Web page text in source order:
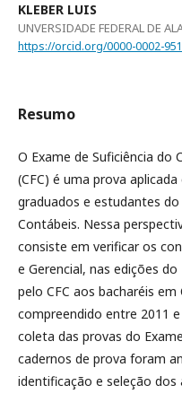
KLEBER LUIS
UNVERSIDADE FEDERAL DE
https://orcid.org/0000-0002-
Resumo
O Exame de Suficiência do
(CFC) é uma prova
graduados e estudantes
Contábeis. Nessa
consiste em verificar os
e Gerencial, nas edições
pelo CFC aos bacharéis
compreendido entre 2011
coleta das provas do
cadernos de prova foram
identificação e seleção